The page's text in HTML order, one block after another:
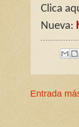
Clica
Nueva:
Entrada